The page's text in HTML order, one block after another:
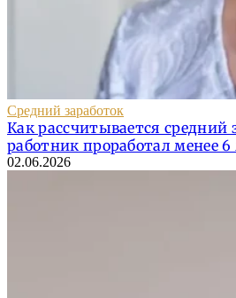
Средний заработок
Как рассчитывается средний
работник проработал менее 6
02.06.2026